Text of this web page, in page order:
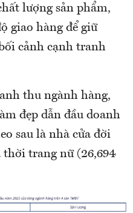
lượng sản phẩm,
giao hàng để giữ
cảnh cạnh tranh
thu ngành hàng,
đẹp dẫn đầu doanh
sau là nhà cửa đời
thời trang nữ (26,694